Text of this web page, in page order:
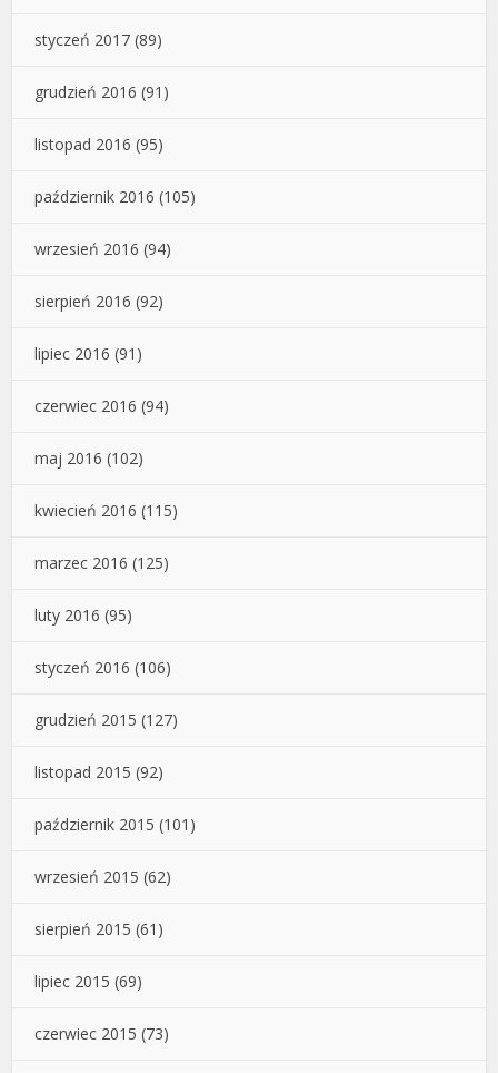
styczeń 2017 (89)
grudzień 2016 (91)
listopad 2016 (95)
październik 2016 (105)
wrzesień 2016 (94)
sierpień 2016 (92)
lipiec 2016 (91)
czerwiec 2016 (94)
maj 2016 (102)
kwiecień 2016 (115)
marzec 2016 (125)
luty 2016 (95)
styczeń 2016 (106)
grudzień 2015 (127)
listopad 2015 (92)
październik 2015 (101)
wrzesień 2015 (62)
sierpień 2015 (61)
lipiec 2015 (69)
czerwiec 2015 (73)